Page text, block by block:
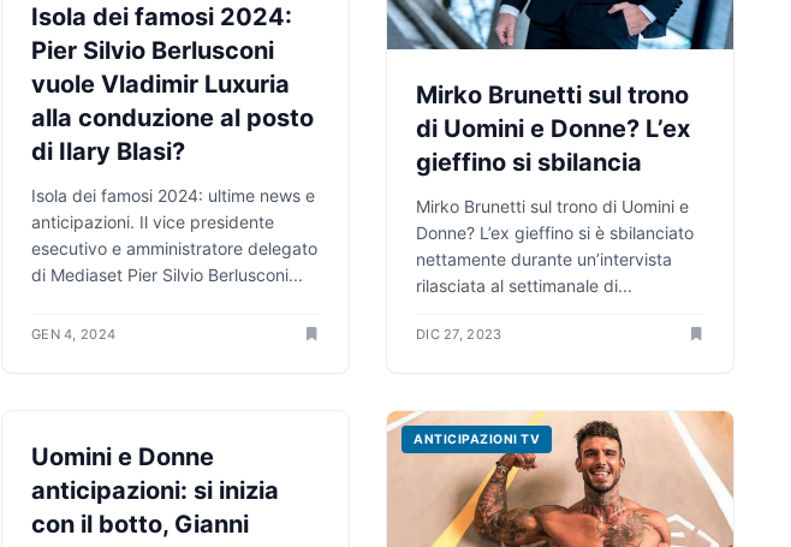
Isola dei famosi 2024:
Pier Silvio Berlusconi
vuole Vladimir Luxuria
alla conduzione al posto
di Ilary Blasi?
Isola dei famosi 2024: ultime news e
anticipazioni. Il vice presidente
esecutivo e amministratore delegato
di Mediaset Pier Silvio Berlusconi...
GEN 4, 2024
Mirko Brunetti sul trono
di Uomini e Donne? L’ex
gieffino si sbilancia
Mirko Brunetti sul trono di Uomini e
Donne? L’ex gieffino si è sbilanciato
nettamente durante un’intervista
rilasciata al settimanale di...
DIC 27, 2023
Uomini e Donne
anticipazioni: si inizia
con il botto, Gianni
ANTICIPAZIONI TV